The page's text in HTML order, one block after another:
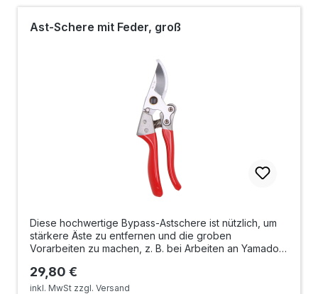
Ast-Schere mit Feder, groß
Diese hochwertige Bypass-Astschere ist nützlich, um
stärkere Äste zu entfernen und die groben
Vorarbeiten zu machen, z. B. bei Arbeiten an Yamadori
werden sollen. Der Kraftprotz besticht durch
besonders ergonomische, rutschfeste Griffe. Die
Regulärer Preis:
29,80 €
inkl. MwSt zzgl. Versand